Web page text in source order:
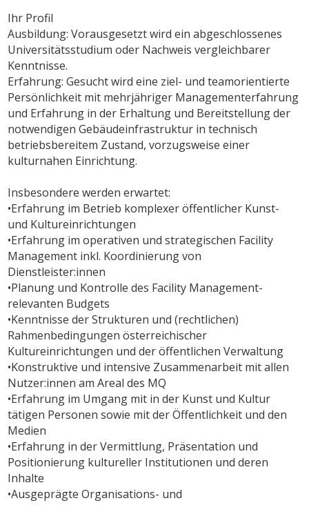
Ihr Profil
Ausbildung: Vorausgesetzt wird ein abgeschlossenes
Universitätsstudium oder Nachweis vergleichbarer
Kenntnisse.
Erfahrung: Gesucht wird eine ziel- und teamorientierte
Persönlichkeit mit mehrjähriger Managementerfahrung
und Erfahrung in der Erhaltung und Bereitstellung der
notwendigen Gebäudeinfrastruktur in technisch
betriebsbereitem Zustand, vorzugsweise einer
kulturnahen Einrichtung.
Insbesondere werden erwartet:
•Erfahrung im Betrieb komplexer öffentlicher Kunst-
und Kultureinrichtungen
•Erfahrung im operativen und strategischen Facility
Management inkl. Koordinierung von
Dienstleister:innen
•Planung und Kontrolle des Facility Management-
relevanten Budgets
•Kenntnisse der Strukturen und (rechtlichen)
Rahmenbedingungen österreichischer
Kultureinrichtungen und der öffentlichen Verwaltung
•Konstruktive und intensive Zusammenarbeit mit allen
Nutzer:innen am Areal des MQ
•Erfahrung im Umgang mit in der Kunst und Kultur
tätigen Personen sowie mit der Öffentlichkeit und den
Medien
•Erfahrung in der Vermittlung, Präsentation und
Positionierung kultureller Institutionen und deren
Inhalte
•Ausgeprägte Organisations- und